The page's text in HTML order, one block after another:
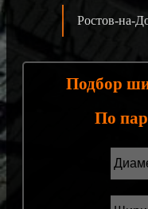
Ростов-на-
Подбор
По